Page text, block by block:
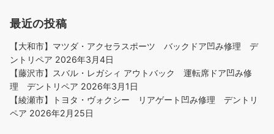
最近の投稿
【大和市】マツダ・アクセラスポーツ バックドア凹み修理 デ
ントリペア 2026年3月4日
【藤沢市】スバル・レガシィ アウトバック 運転席ドア凹み修
理 デントリペア 2026年3月1日
【綾瀬市】トヨタ・ヴォクシー リアゲート凹み修理 デントリ
ペア 2026年2月25日